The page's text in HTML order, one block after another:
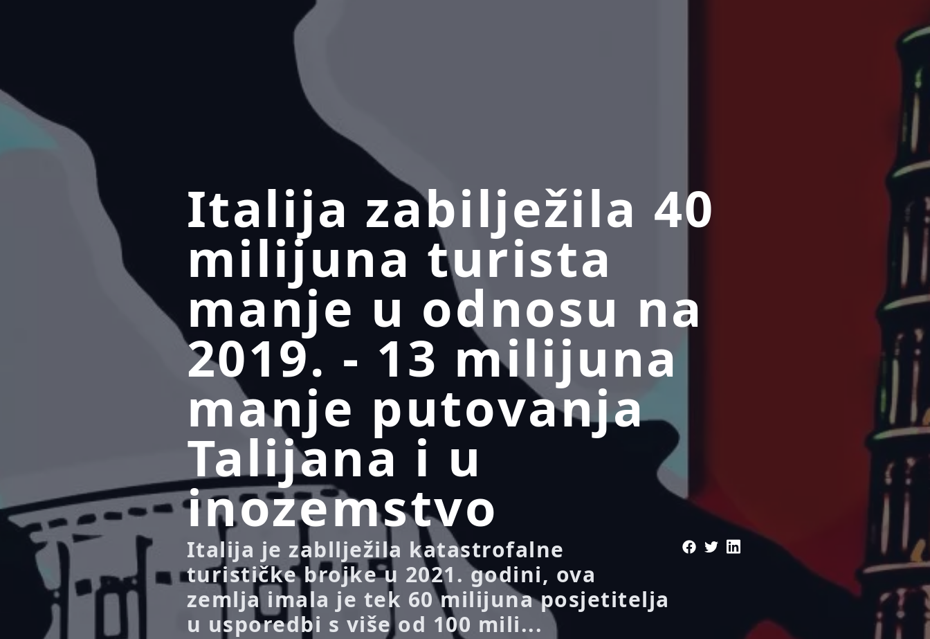
Italija zabilježila 40
milijuna turista
manje u odnosu na
2019. - 13 milijuna
manje putovanja
Talijana i u
inozemstvo
Italija je zabllježila katastrofalne
turističke brojke u 2021. godini, ova
zemlja imala je tek 60 milijuna posjetitelja
u usporedbi s više od 100 mili...